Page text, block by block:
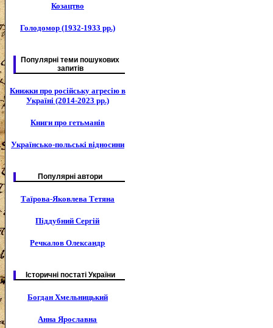
Козацтво
Голодомор (1932-1933 рр.)
Популярні теми пошукових
запитів
Книжки про російську агресію в
Україні (2014-2023 рр.)
Книги про гетьманів
Українсько-польські відносини
Популярні автори
Таїрова-Яковлева Тетяна
Піддубний Сергій
Речкалов Олександр
Історичні постаті України
Богдан Хмельницький
Анна Ярославна